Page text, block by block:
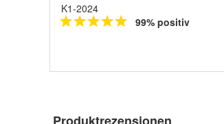
K1-2024
99% positiv
Produktrezensionen